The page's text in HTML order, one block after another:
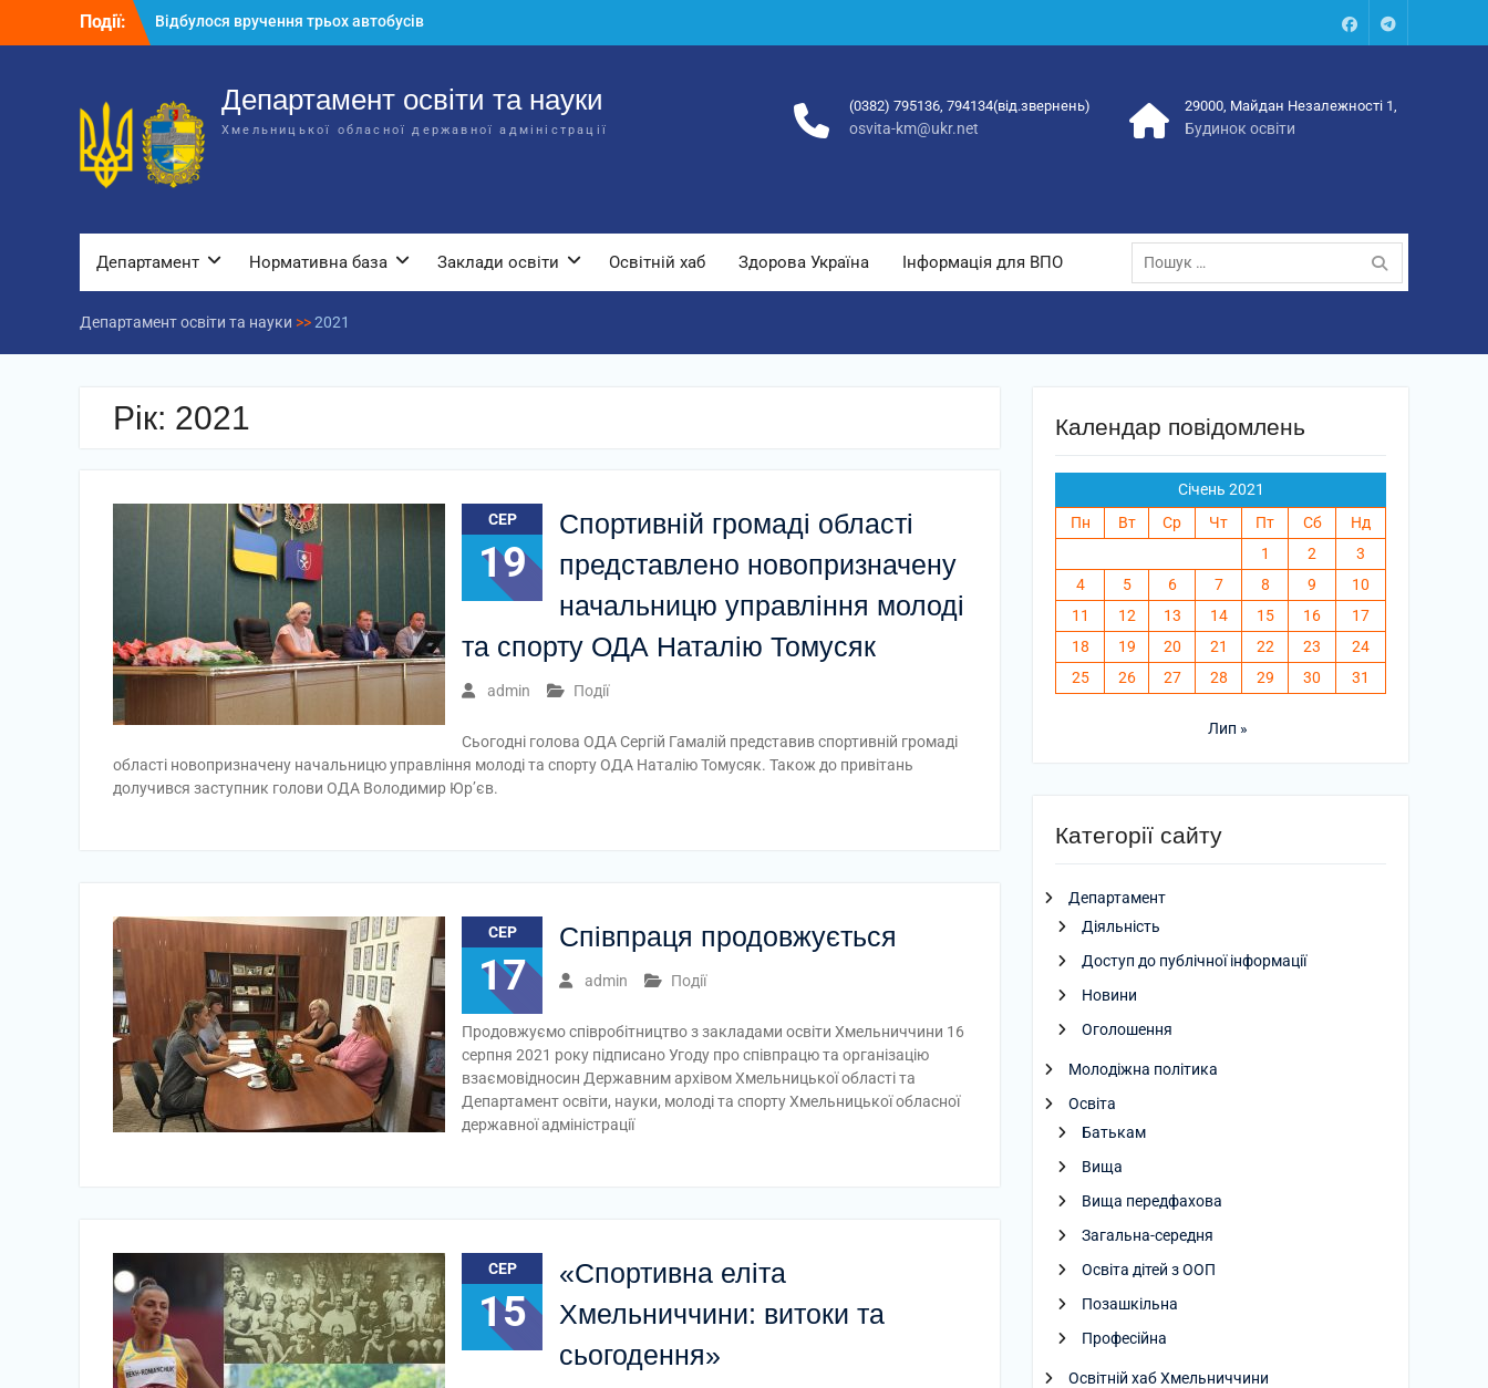
Події:
Відбулося вручення трьох автобусів
для потреб закладів освіти
Департаменту освіти та науки обласної
державної адміністрації
Відбулась обласна нарада для
відповідальних за національно-
патріотичне виховання
FacebookTalegram
Департамент освіти та науки
Хмельницької обласної державної адміністрації
(0382) 795136, 794134(від.звернень)
osvita-km@ukr.net
29000, Майдан Незалежності 1,
Будинок освіти
Департамент Нормативна база Заклади освіти Освітній хаб Здорова Україна Інформація для ВПО
Пошук:
Департамент освіти та науки >>2021
Рік: 2021
СЕР
19
Спортивній громаді області
представлено новопризначену
начальницю управління молоді
та спорту ОДА Наталію Томусяк
admin Події
Сьогодні голова ОДА Сергій Гамалій представив спортивній громаді
області новопризначену начальницю управління молоді та спорту ОДА Наталію Томусяк. Також до привітань
долучився заступник голови ОДА Володимир Юр’єв.
СЕР
17
Співпраця продовжується
admin Події
Продовжуємо співробітництво з закладами освіти Хмельниччини 16
серпня 2021 року підписано Угоду про співпрацю та організацію
взаємовідносин Державним архівом Хмельницької області та
Департамент освіти, науки, молоді та спорту Хмельницької обласної
державної адміністрації
СЕР
15
«Спортивна еліта
Хмельниччини: витоки та
сьогодення»
Календар повідомлень
Січень 2021
Пн
Вт Ср Чт Пт Сб
Нд
1
2
3
4
5 6 7 8 9
10
11
12 13 14 15 16
17
18
19 20 21 22 23
24
25
26 27 28 29 30 31
Лип »
Категорії сайту
Департамент
Діяльність
Доступ до публічної інформації
Новини
Оголошення
Молодіжна політика
Освіта
Батькам
Вища
Вища передфахова
Загальна-середня
Освіта дітей з ООП
Позашкільна
Професійна
Освітній хаб Хмельниччини